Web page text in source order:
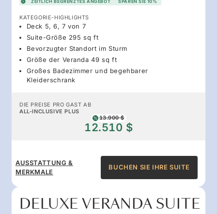
KATEGORIE-HIGHLIGHTS
Deck 5, 6, 7 von 7
Suite-Größe 295 sq ft
Bevorzugter Standort im Sturm
Größe der Veranda 49 sq ft
Großes Badezimmer und begehbarer
Kleiderschrank
DIE PREISE PRO GAST AB
ALL-INCLUSIVE PLUS
13.900 $
12.510 $
AUSSTATTUNG &
MERKMALE
BUCHEN SIE IHRE SUITE
DELUXE VERANDA SUITE